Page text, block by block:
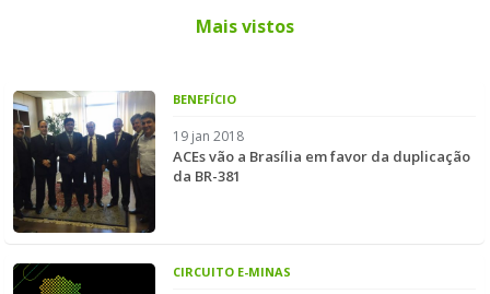
Mais vistos
BENEFÍCIO
19 jan 2018
ACEs vão a Brasília em favor da duplicação
da BR-381
CIRCUITO E-MINAS